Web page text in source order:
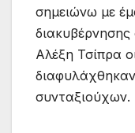
σημειώνω με
Αλέξη Τσίπρα
συνταξιούχων.